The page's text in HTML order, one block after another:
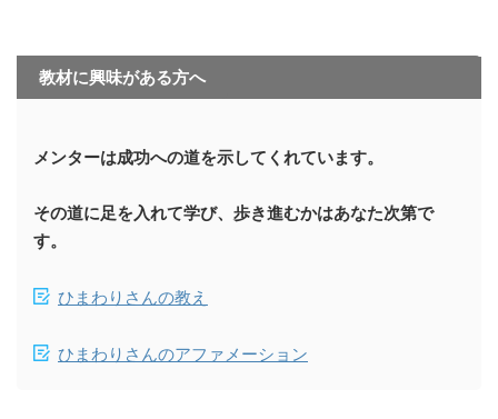
教材に興味がある方へ
メンターは成功への道を示してくれています。
その道に足を入れて学び、歩き進むかはあなた次第で
す。
ひまわりさんの教え
ひまわりさんのアファメーション